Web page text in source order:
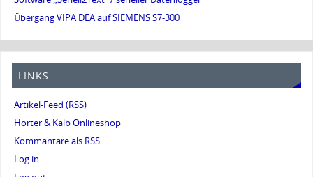
Übergang VIPA DEA auf SIEMENS S7-300
LINKS
Artikel-Feed (RSS)
Horter & Kalb Onlineshop
Kommantare als RSS
Log in